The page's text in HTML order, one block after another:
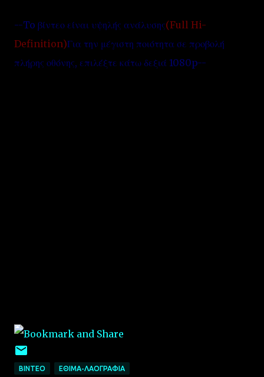
--To βίντεο είναι υψηλής ανάλυσης(Full Hi-
Definition)Για την μέγιστη ποιότητα σε προβολή
πλήρης οθόνης, επιλέξτε κάτω δεξιά 1080p--
ΒΙΝΤΕΟ ΕΘΙΜΑ-ΛΑΟΓΡΑΦΙΑ